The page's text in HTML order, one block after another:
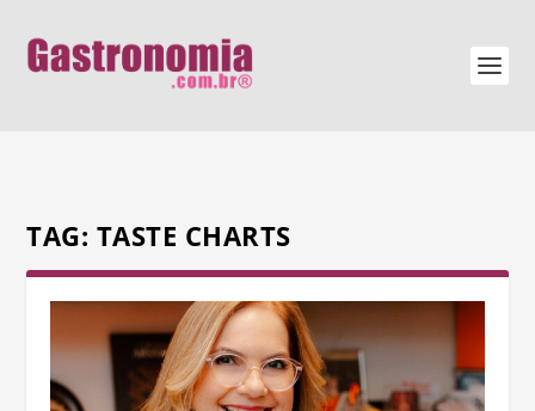
TAG: TASTE CHARTS